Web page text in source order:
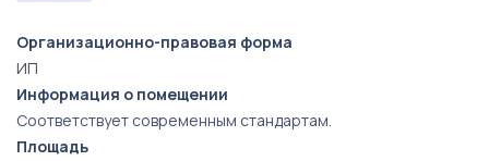
Организационно-правовая форма
ИП
Информация о помещении
Соответствует современным стандартам.
Площадь